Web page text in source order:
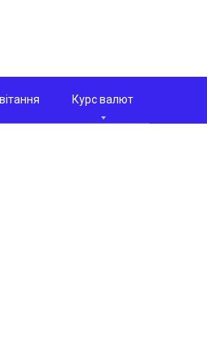
Курс валют